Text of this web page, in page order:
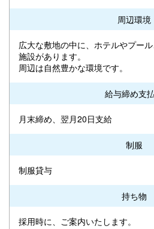
周辺環境
広大な敷地の中に、ホテルやプー
施設があります。
周辺は自然豊かな環境です。
給与締め支
月末締め、翌月20日支給
制服
制服貸与
持ち物
採用時に、ご案内いたします。